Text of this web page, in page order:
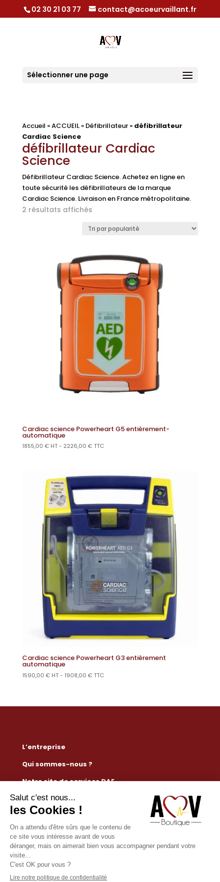
02 30 21 03 77 contact@acoeurvaillant.fr
Sélectionner une page
Accueil »ACCUEIL» Défibrillateur» défibrillateur
Cardiac Science
défibrillateur Cardiac
Science
Défibrillateur Cardiac Science. Achetez en ligne en
toute sécurité les défibrillateurs de la marque
Cardiac Science. Livraison en France métropolitaine.
2 résultats affichésTrié
popularité
Cardiac science Powerheart G5 entièrement-
automatique
1855,00 € HT - 2226,00 €TTC
Cardiac science Powerheart G3 entièrement
automatique
1590,00 € HT - 1908,00 €TTC
L’entreprise
Qui sommes-nous ?
Notre site de services DAE
Règlementation défibrillateur
Nous contacter
Mention légales
Conditions générales de vente